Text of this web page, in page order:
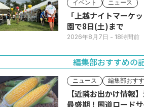
イベント ニュース
「上越ナイトマーケ
園で8日(土)まで
2026年8月7日 - 18時間前
編集部おすすめの
ニュース 編集部おす
【近隣お出かけ情報
最盛期！国道ロード